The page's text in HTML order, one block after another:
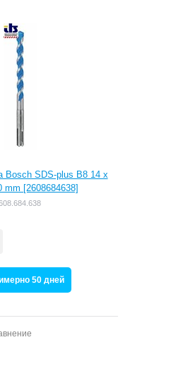
Bosch SDS-plus B8 14 x
mm [2608684638]
50 дней